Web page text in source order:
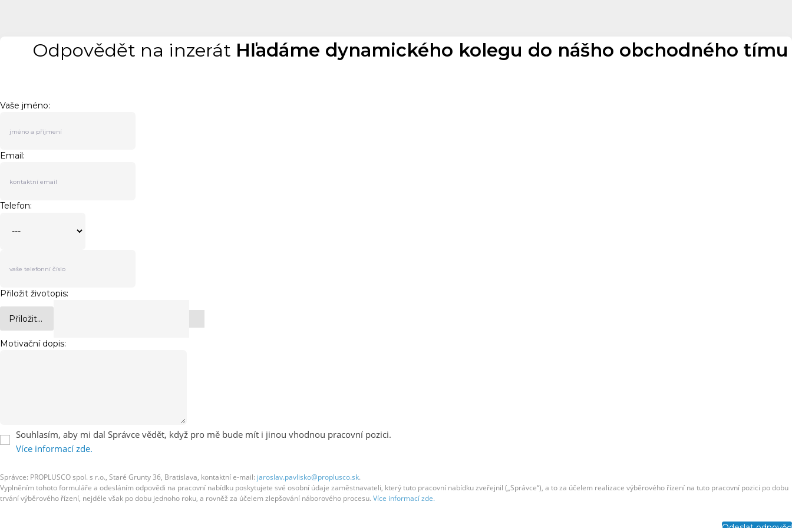
Odpovědět na inzerát Hľadáme dynamického kolegu do nášho obchodného tímu
Vaše jméno:
Email:
Telefon:
Přiložit životopis:
Přiložit...
Motivační dopis:
Souhlasím, aby mi dal Správce vědět, když pro mě bude mít i jinou vhodnou pracovní pozici.
Více informací zde.
Správce: PROPLUSCO spol. s r.o., Staré Grunty 36, Bratislava, kontaktní e-mail: jaroslav.pavlisko@proplusco.sk.
Vyplněním tohoto formuláře a odesláním odpovědi na pracovní nabídku poskytujete své osobní údaje zaměstnavateli, který tuto pracovní nabídku zveřejnil („Správce“), a to za účelem realizace výběrového řízení na tuto pracovní pozici po dobu
trvání výběrového řízení, nejdéle však po dobu jednoho roku, a rovněž za účelem zlepšování náborového procesu. Více informací zde.